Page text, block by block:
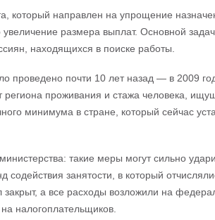
который направлен на упрощение
размера выплат. Основной
находящихся в поиске работы.
почти 10 лет назад — в 2009
проживания и стажа человека,
минимума в стране, который сейчас
такие меры могут сильно
занятости, в который
а все расходы возложили на
налогоплательщиков.